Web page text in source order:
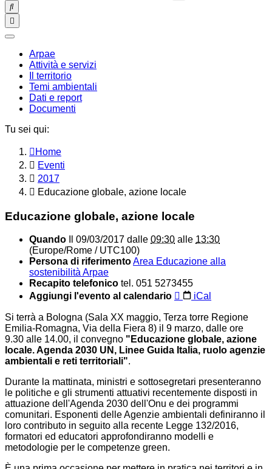
SEARCH
Toggle
navigation
chiudi
Arpae
Attività e servizi
Il territorio
Temi ambientali
Dati e report
Documenti
Tu sei qui:
Home
Eventi
2017
Educazione globale, azione locale
Educazione globale, azione locale
Quando 09/03/2017 dalle 09:30 alle 13:30
(Europe/Rome / UTC100)
Persona di riferimentoArea Educazione alla
sostenibilità Arpae
Recapito telefonico tel. 051 5273455
Aggiungi l'evento al calendario
iCal
Si terrà a Bologna (Sala XX maggio, Terza torre Regione
Emilia-Romagna, Via della Fiera 8) il 9 marzo, dalle ore
9.30 alle 14.00, il convegno "Educazione globale, azione
locale. Agenda 2030 UN, Linee Guida Italia, ruolo agenzie
ambientali e reti territoriali".
Durante la mattinata, ministri e sottosegretari presenteranno
le politiche e gli strumenti attuativi recentemente disposti in
attuazione dell'Agenda 2030 dell'Onu e dei programmi
comunitari. Esponenti delle Agenzie ambientali definiranno il
loro contributo in seguito alla recente Legge 132/2016,
formatori ed educatori approfondiranno modelli e
metodologie per le competenze green.